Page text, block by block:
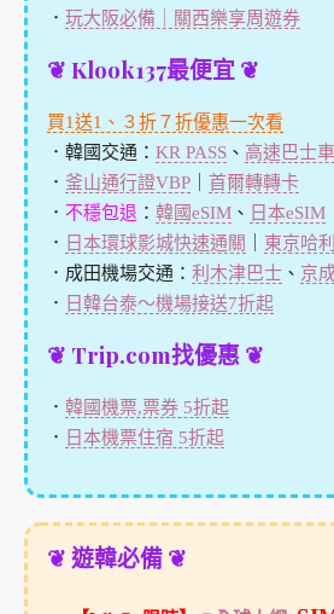
． 玩大阪必備｜關西樂享周遊券
❦ Klook137最便宜 ❦
買1送1、３折７折優惠一次看
．韓國交通： KR PASS、 高速巴士
． 釜山通行證VBP｜ 首爾轉轉卡
． 不穩包退 ： 韓國eSIM、 日本eSIM
． 日本環球影城快速通關
東京哈
．成田機場交通： 利木津巴士、 京
． 日韓台泰～機場接送7折起
❦ Trip.com找優惠 ❦
． 韓國機票,票券 5折起
． 日本機票住宿 5折起
❦ 遊韓必備 ❦